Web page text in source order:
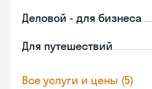
Деловой - для бизнеса
Для путешествий
Все услуги и цены (5)